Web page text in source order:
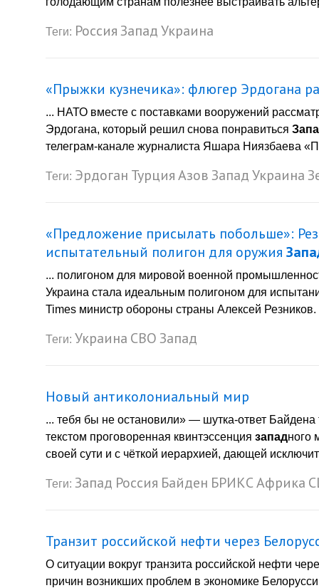
Теги: Россия ЗападУкраина
«Прыжки кузнечика»: флюгер Эрдогана
... НАТО вместе с поставками вооружений
Эрдогана, который решил снова понравиться
телеграм-канале журналиста Яшара Ниязбаева
Теги: Эрдоган ТурцияАзов ЗападУкраина
«Предложение присылать побольше»:
испытательный полигон для оружия
... полигоном для мировой военной
Украина стала идеальным полигоном для
Times министр обороны страны Алексей
Теги: Украина СВО Запад
Новый антиколониальный мир
... тебя бы не остановили» — шутка-ответ
текстом проговоренная квинтэссенция западного
своей сути и с чёткой иерархией, дающей
Теги: Запад Россия Байден БРИКСАфрика
Транзит российской нефти через
О ситуации вокруг транзита российской нефти
причин возникших проблем в экономике